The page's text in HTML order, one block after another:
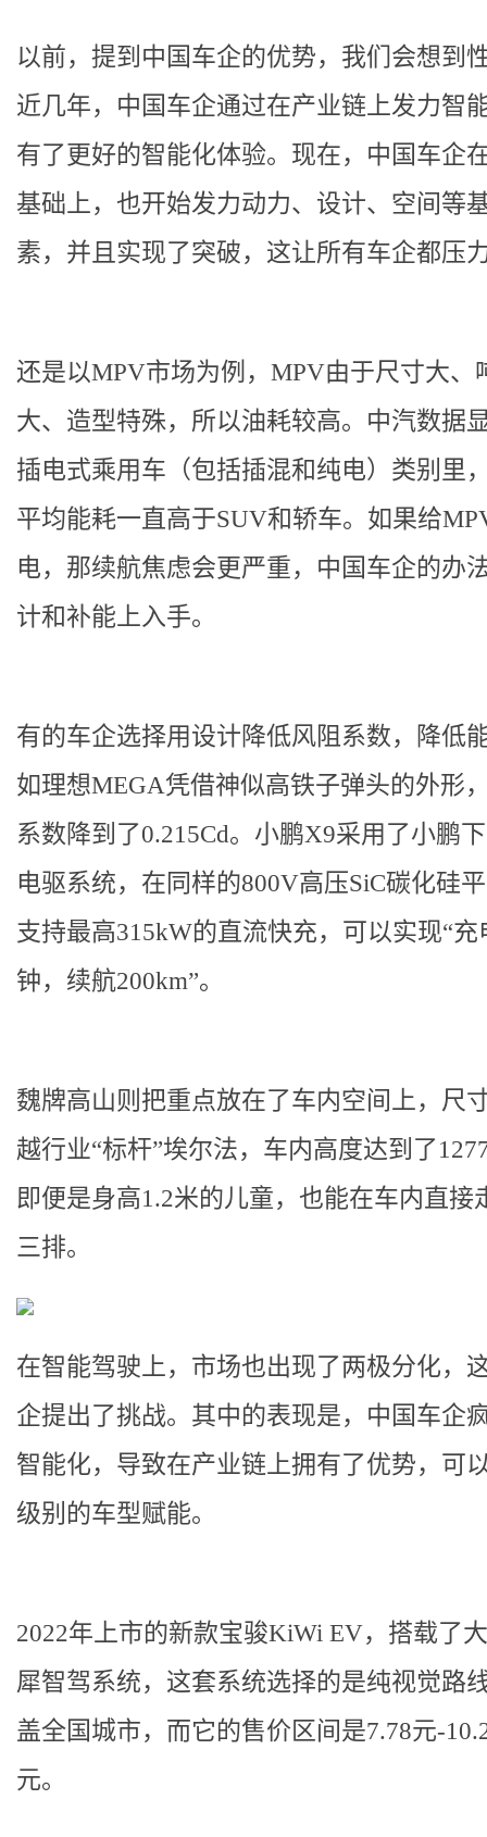
以前，提到中国车企的优势，我们会想到
近几年，中国车企通过在产业链上发力智
有了更好的智能化体验。现在，中国车企
基础上，也开始发力动力、设计、空间等
素，并且实现了突破，这让所有车企都压
还是以MPV市场为例，MPV由于尺寸大、
大、造型特殊，所以油耗较高。中汽数据
插电式乘用车（包括插混和纯电）类别里
平均能耗一直高于SUV和轿车。如果给
电，那续航焦虑会更严重，中国车企的办
计和补能上入手。
有的车企选择用设计降低风阻系数，降低
如理想MEGA凭借神似高铁子弹头的外形
系数降到了0.215Cd。小鹏X9采用了小鹏
电驱系统，在同样的800V高压SiC碳化硅
支持最高315kW的直流快充，可以实现“充
钟，续航200km”。
魏牌高山则把重点放在了车内空间上，尺
越行业“标杆”埃尔法，车内高度达到了
即便是身高1.2米的儿童，也能在车内直接
三排。
在智能驾驶上，市场也出现了两极分化，
企提出了挑战。其中的表现是，中国车企
智能化，导致在产业链上拥有了优势，可
级别的车型赋能。
2022年上市的新款宝骏KiWi EV，搭载了
犀智驾系统，这套系统选择的是纯视觉路
盖全国城市，而它的售价区间是7.78元-
元。